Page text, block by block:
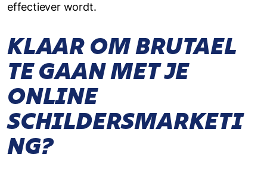
effectiever wordt.
KLAAR OM BRUTAEL
TE GAAN MET JE
ONLINE
SCHILDERSMARKETI
NG?